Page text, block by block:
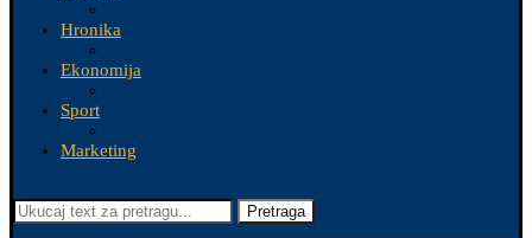
Hronika
Ekonomija
Sport
Marketing
Pretraga